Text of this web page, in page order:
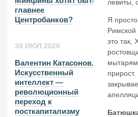
главнее
Центробанков?
30 ИЮЛ 2026
Валентин Катасонов.
Искусственный
интеллект —
революционный
переход к
посткапитализму
левиты,
Я
Римской
это так,